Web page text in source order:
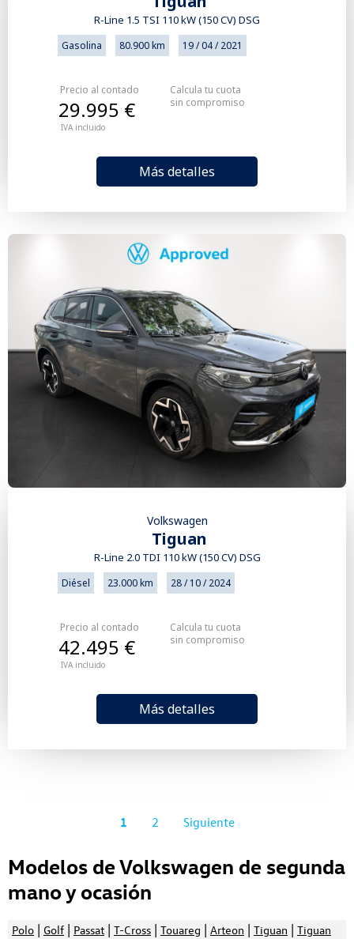
R-Line 1.5 TSI 110 kW (150 CV) DSG
Gasolina 80.900 km 19 / 04 / 2021
Precio al contado
IVA incluido
29.995 €
Más detalles
Calcula tu cuota
sin compromiso
Volkswagen
Tiguan
R-Line 2.0 TDI 110 kW (150 CV) DSG
Diésel 23.000 km 28 / 10 / 2024
Precio al contado
IVA incluido
42.495 €
Más detalles
Calcula tu cuota
sin compromiso
1 2 Siguiente
Modelos de Volkswagen de segunda
mano y ocasión
Polo | Golf | Passat | T-Cross | Touareg | Arteon | Tiguan | Tiguan